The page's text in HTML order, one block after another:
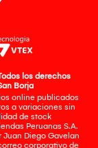
los derechos
Borja
online publicados
a variaciones sin
de stock
Peruanas S.A.
Diego Gavelan
corporativo de